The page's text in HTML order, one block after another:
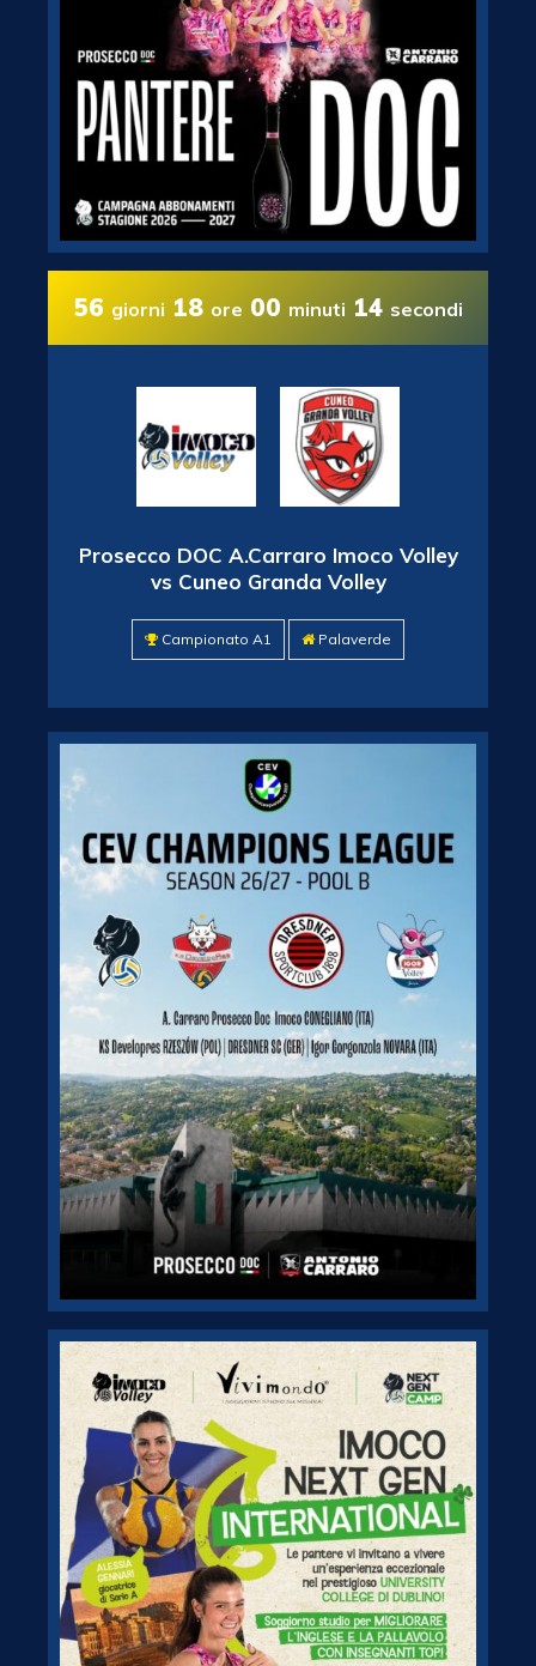
56 giorni 18 ore 00 minuti 13 secondi
Prosecco DOC A.Carraro Imoco Volley
vs Cuneo Granda Volley
Campionato A1 Palaverde